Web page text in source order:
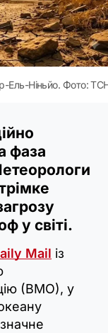
Ель-Ніньйо. Фото:
фаза
у світі.
Mail із
(ВМО), у